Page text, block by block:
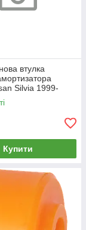
втулка
Silvia 1999-
Купити